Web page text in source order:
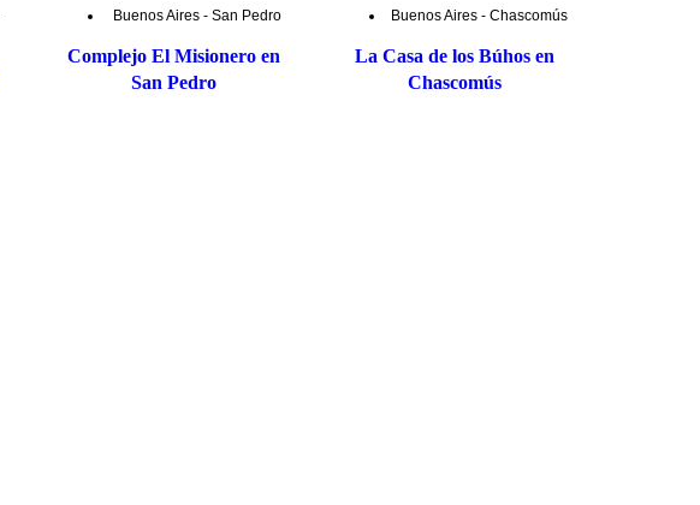
Buenos Aires - San Pedro
Complejo El Misionero en
San Pedro
Buenos Aires- Chascomús
La Casa de los Búhos en
Chascomús